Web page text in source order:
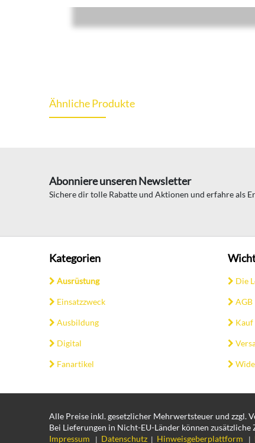
Ähnliche Produkte
Abonniere unseren Newsletter
Sichere dir tolle Rabatte und Aktionen und erfahre als
Kategorien
Ausrüstung
Einsatzzweck
Ausbildung
Digital
Fanartikel
Die
AGB
Kauf
Alle Preise inkl. gesetzlicher Mehrwertsteuer und zzgl.
Bei Lieferungen in Nicht-EU-Länder können
Impressum
| Datenschutz | Hinweisgeberplattform |